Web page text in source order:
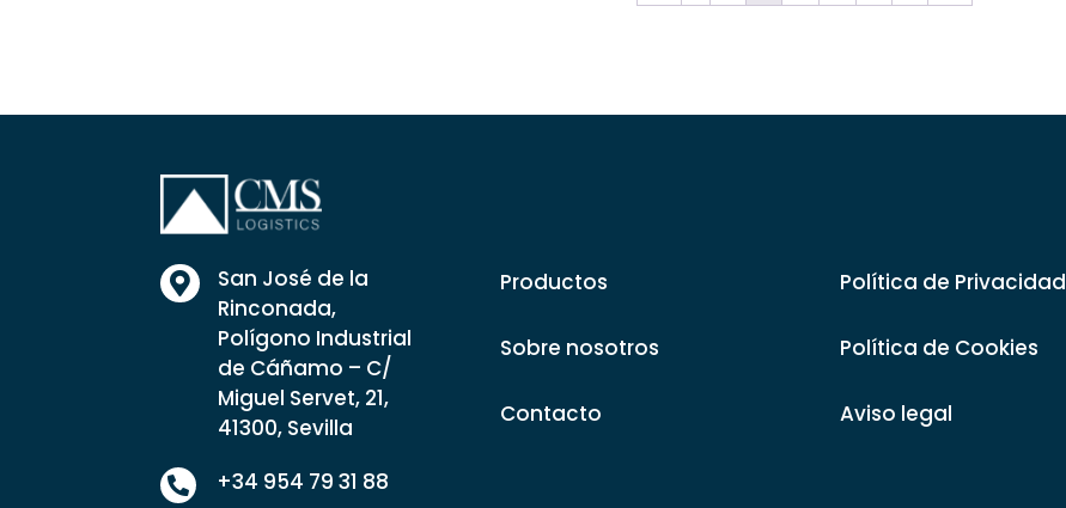

San José de la
Rinconada,
Polígono Industrial
de Cáñamo – C/
Miguel Servet, 21,
41300, Sevilla
 +34 954 79 31 88
Productos
Sobre nosotros
Contacto
Política de Privacidad
Política de Cookies
Aviso legal